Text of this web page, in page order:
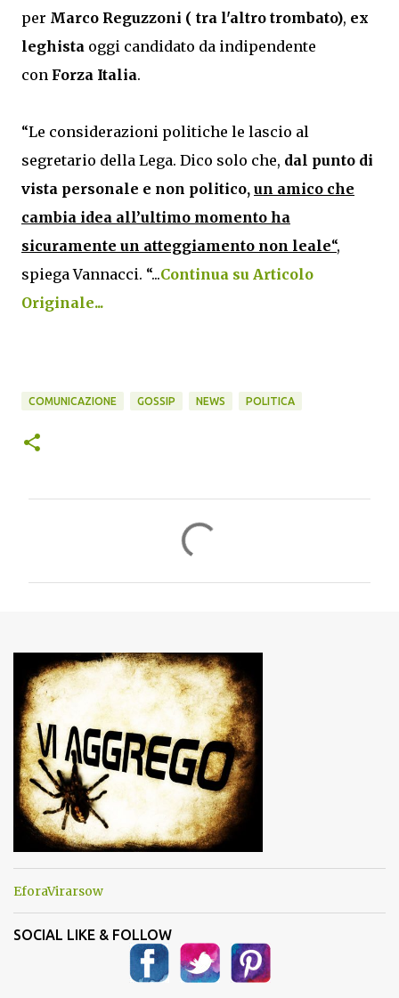
per Marco Reguzzoni ( tra l'altro trombato), ex
leghista oggi candidato da indipendente
con Forza Italia.
“Le considerazioni politiche le lascio al
segretario della Lega. Dico solo che, dal punto di
vista personale e non politico, un amico che
cambia idea all’ultimo momento ha
sicuramente un atteggiamento non leale“,
spiega Vannacci. “...Continua su Articolo
Originale...
COMUNICAZIONE GOSSIP NEWS POLITICA
n
t
i
EforaVirarsow
SOCIAL LIKE & FOLLOW